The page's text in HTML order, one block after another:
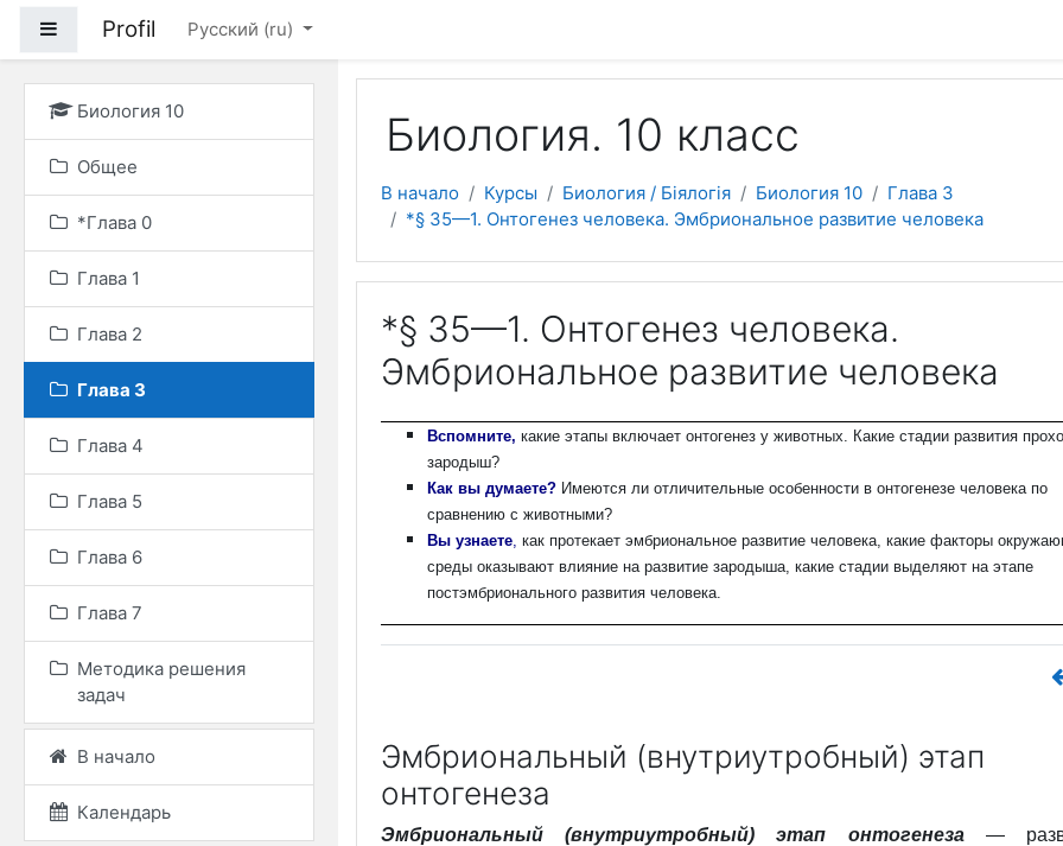
Боковая панель
Profil Русский ‎(ru)‎
Биология 10
Общее
*Глава 0
Глава 1
Глава 2
Глава 3
Глава 4
Глава 5
Глава 6
Глава 7
Методика решения
задач
В начало
Календарь
Биология. 10 класс
В начало Курсы Биология / Біялогія Биология 10
Глава 3
*§ 35—1. Онтогенез человека. Эмбриональное развитие человека
*§ 35—1. Онтогенез человека.
Эмбриональное развитие человека
Вспомните,какие этапы включает онтогенез у животных. Какие стадии развития
зародыш?
Как вы думаете? Имеются ли отличительные особенности в онтогенезе человека по
сравнению с животными?
Вы узнаете, как протекает эмбриональное развитие человека, какие факторы
среды оказывают влияние на развитие зародыша, какие стадии выделяют на этапе
постэмбрионального развития человека.
Эмбриональный (внутриутробный) этап
онтогенеза
Эмбриональный (внутриутробный) этап онтогенеза —